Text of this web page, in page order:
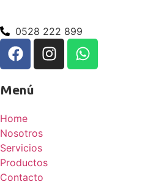
0528 222 899
Menú
Home
Nosotros
Servicios
Productos
Contacto